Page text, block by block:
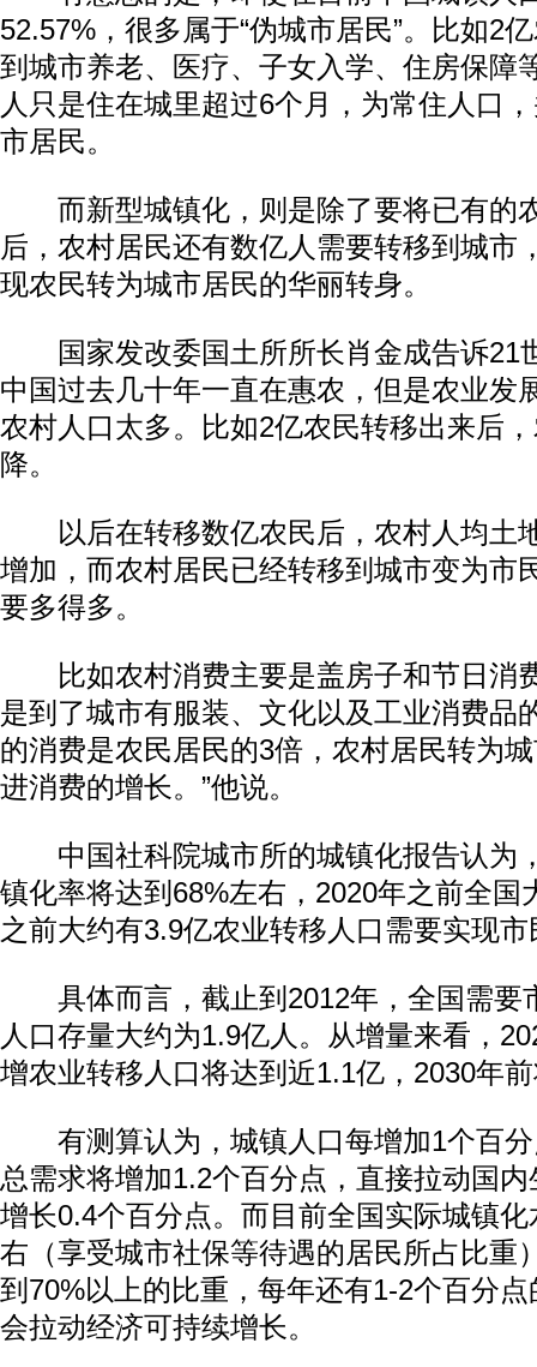
52.57%，很多属于“伪城市居民”。比如2
到城市养老、医疗、子女入学、住房保障
人只是住在城里超过6个月，为常住人口
市居民。
而新型城镇化，则是除了要将已有的
后，农村居民还有数亿人需要转移到城市
现农民转为城市居民的华丽转身。
国家发改委国土所所长肖金成告诉21
中国过去几十年一直在惠农，但是农业发
农村人口太多。比如2亿农民转移出来后
降。
以后在转移数亿农民后，农村人均土
增加，而农村居民已经转移到城市变为市
要多得多。
比如农村消费主要是盖房子和节日消
是到了城市有服装、文化以及工业消费品
的消费是农民居民的3倍，农村居民转为
进消费的增长。”他说。
中国社科院城市所的城镇化报告认为
镇化率将达到68%左右，2020年之前全国
之前大约有3.9亿农业转移人口需要实现市
具体而言，截止到2012年，全国需要
人口存量大约为1.9亿人。从增量来看，
增农业转移人口将达到近1.1亿，2030年
有测算认为，城镇人口每增加1个百分
总需求将增加1.2个百分点，直接拉动国
增长0.4个百分点。而目前全国实际城镇
右（享受城市社保等待遇的居民所占比重
到70%以上的比重，每年还有1-2个百分
会拉动经济可持续增长。